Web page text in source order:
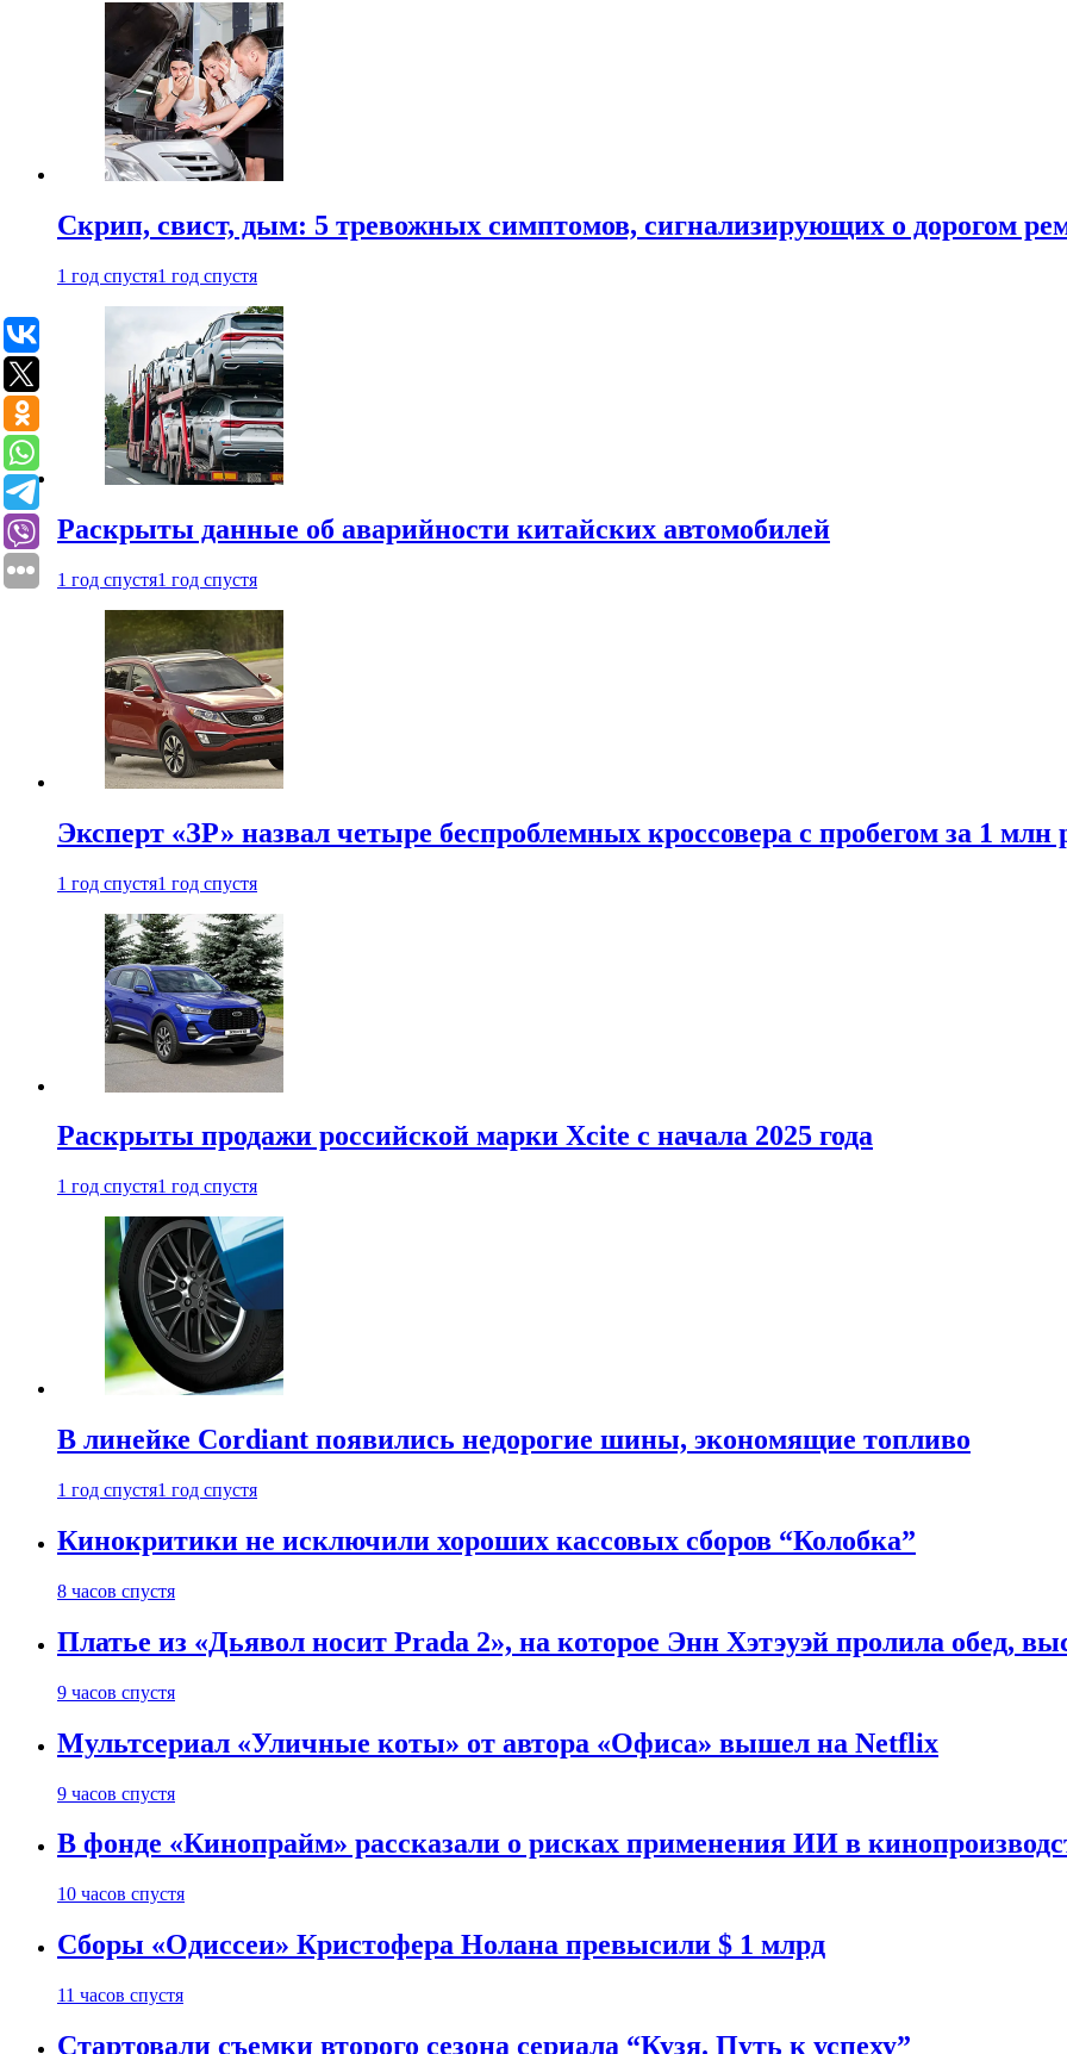
Скрип, свист, дым: 5 тревожных симптомов, сигнализирующих о дорогом
1 год спустя1 год спустя
Раскрыты данные об аварийности китайских автомобилей
1 год спустя1 год спустя
Эксперт «ЗР» назвал четыре беспроблемных кроссовера с пробегом за 1 млн
1 год спустя1 год спустя
Раскрыты продажи российской марки Xcite с начала 2025 года
1 год спустя1 год спустя
В линейке Cordiant появились недорогие шины, экономящие топливо
1 год спустя1 год спустя
Кинокритики не исключили хороших кассовых сборов “Колобка”
8 часов спустя
Платье из «Дьявол носит Prada 2», на которое Энн Хэтэуэй пролила обед,
9 часов спустя
Мультсериал «Уличные коты» от автора «Офиса» вышел на Netflix
9 часов спустя
В фонде «Кинопрайм» рассказали о рисках применения ИИ в
10 часов спустя
Сборы «Одиссеи» Кристофера Нолана превысили $ 1 млрд
11 часов спустя
Стартовали съемки второго сезона сериала “Кузя. Путь к успеху”